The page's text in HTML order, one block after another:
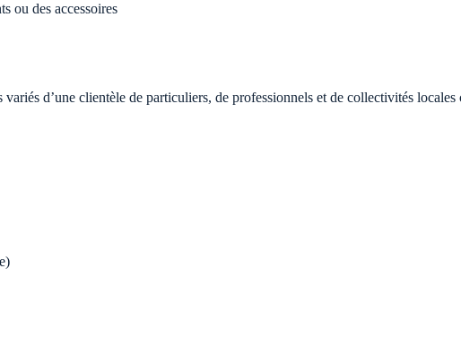
ou des accessoires
d’une clientèle de particuliers, de professionnels et de collectivités